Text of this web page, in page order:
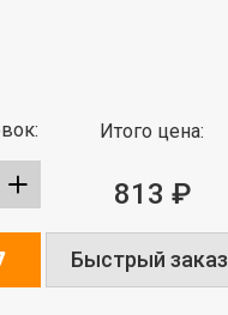
Итого цена:
813 ₽
Быстрый заказ